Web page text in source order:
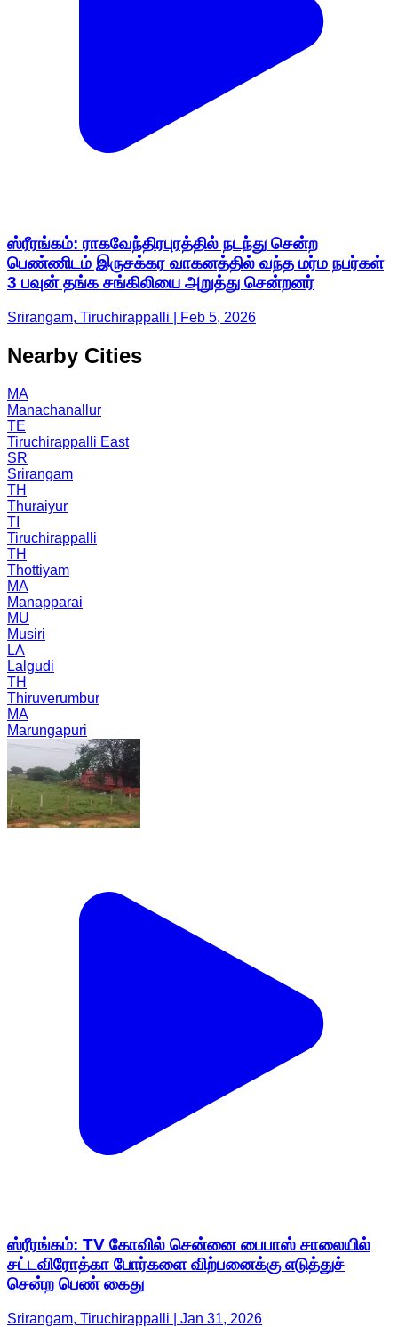
ஸ்ரீரங்கம்: ராகவேந்திரபுரத்தில் நடந்து சென்ற
பெண்ணிடம் இருசக்கர வாகனத்தில் வந்த மர்ம நபர்கள்
3 பவுன் தங்க சங்கிலியை அறுத்து சென்றனர்
Srirangam, Tiruchirappalli | Feb 5, 2026
Nearby Cities
MA
Manachanallur
TE
Tiruchirappalli East
SR
Srirangam
TH
Thuraiyur
TI
Tiruchirappalli
TH
Thottiyam
MA
Manapparai
MU
Musiri
LA
Lalgudi
TH
Thiruverumbur
MA
Marungapuri
ஸ்ரீரங்கம்: TV கோவில் சென்னை பைபாஸ் சாலையில்
சட்டவிரோத்கா போர்களை விற்பனைக்கு எடுத்துச்
சென்ற பெண் கைது
Srirangam, Tiruchirappalli | Jan 31, 2026